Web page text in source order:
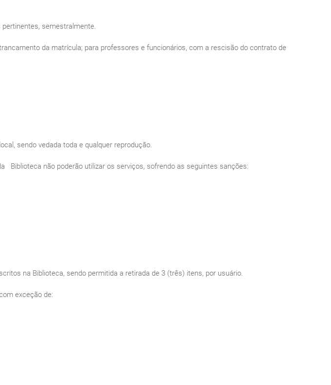
semestralmente.
da matrícula; para professores e funcionários, com a rescisão do contrato de
sendo vedada toda e qualquer reprodução.
Biblioteca não poderão utilizar os serviços, sofrendo as seguintes sanções:
na Biblioteca, sendo permitida a retirada de 3 (três) itens, por usuário.
exceção de: